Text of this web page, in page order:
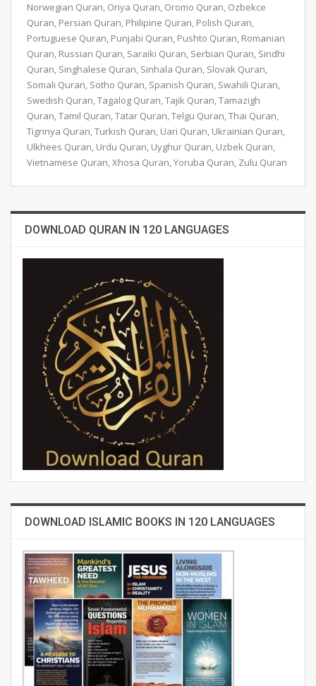
Norwegian Quran, Oriya Quran, Oromo Quran, Ozbekce
Quran, Persian Quran, Philipine Quran, Polish Quran,
Portuguese Quran, Punjabi Quran, Pushto Quran, Romanian
Quran, Russian Quran, Saraiki Quran, Serbian Quran, Sindhi
Quran, Singhalese Quran, Sinhala Quran, Slovak Quran,
Somali Quran, Sotho Quran, Spanish Quran, Swahili Quran,
Swedish Quran, Tagalog Quran, Tajik Quran, Tamazigh
Quran, Tamil Quran, Tatar Quran, Telgu Quran, Thai Quran,
Tigrinya Quran, Turkish Quran, Uari Quran, Ukrainian Quran,
Ulkhees Quran, Urdu Quran, Uyghur Quran, Uzbek Quran,
Vietnamese Quran, Xhosa Quran, Yoruba Quran, Zulu Quran
DOWNLOAD QURAN IN 120 LANGUAGES
DOWNLOAD ISLAMIC BOOKS IN 120 LANGUAGES